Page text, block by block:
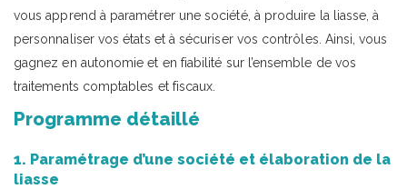
vous apprend à paramétrer une société, à produire la liasse, à
personnaliser vos états et à sécuriser vos contrôles. Ainsi, vous
gagnez en autonomie et en fiabilité sur l’ensemble de vos
traitements comptables et fiscaux.
Programme détaillé
1. Paramétrage d’une société et élaboration de la
liasse